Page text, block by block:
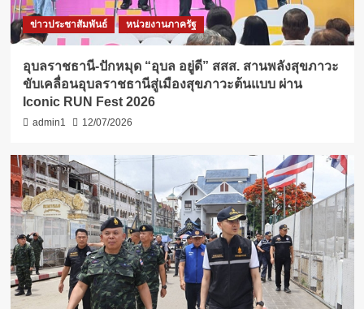
ข่าวประชาสัมพันธ์ หน่วยงานภาครัฐ
อุบลราชธานี-ปักหมุด “อุบล อยู่ดี” สสส. สานพลังสุขภาวะ
ขับเคลื่อนอุบลราชธานีสู่เมืองสุขภาวะต้นแบบ ผ่าน
Iconic RUN Fest 2026
admin1 12/07/2026